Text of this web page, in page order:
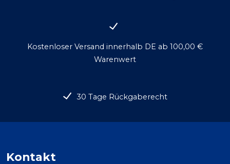
Kostenloser Versand innerhalb DE ab 100,00 €
Warenwert
30 Tage Rückgaberecht
Kontakt